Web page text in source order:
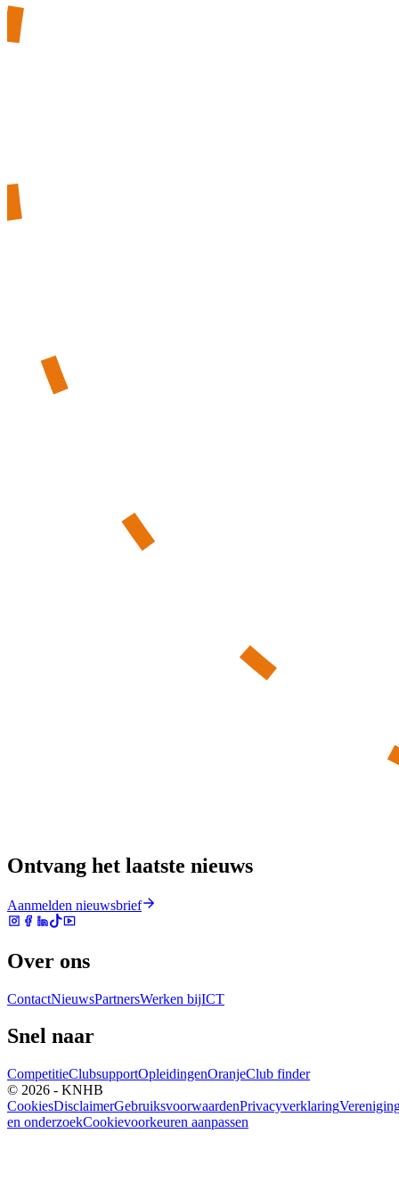
Ontvang het laatste nieuws
Aanmelden nieuwsbrief
Over ons
ContactNieuwsPartnersWerken bijICT
Snel naar
CompetitieClubsupportOpleidingenOranjeClub finder
© 2026 - KNHB
CookiesDisclaimerGebruiksvoorwaardenPrivacyverklaring
en onderzoekCookievoorkeuren aanpassen